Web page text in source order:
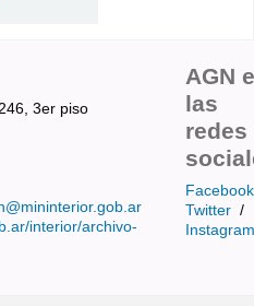
3er piso
interior/archivo-
AGN
las
redes
Facebook
Twitter /
Instagram